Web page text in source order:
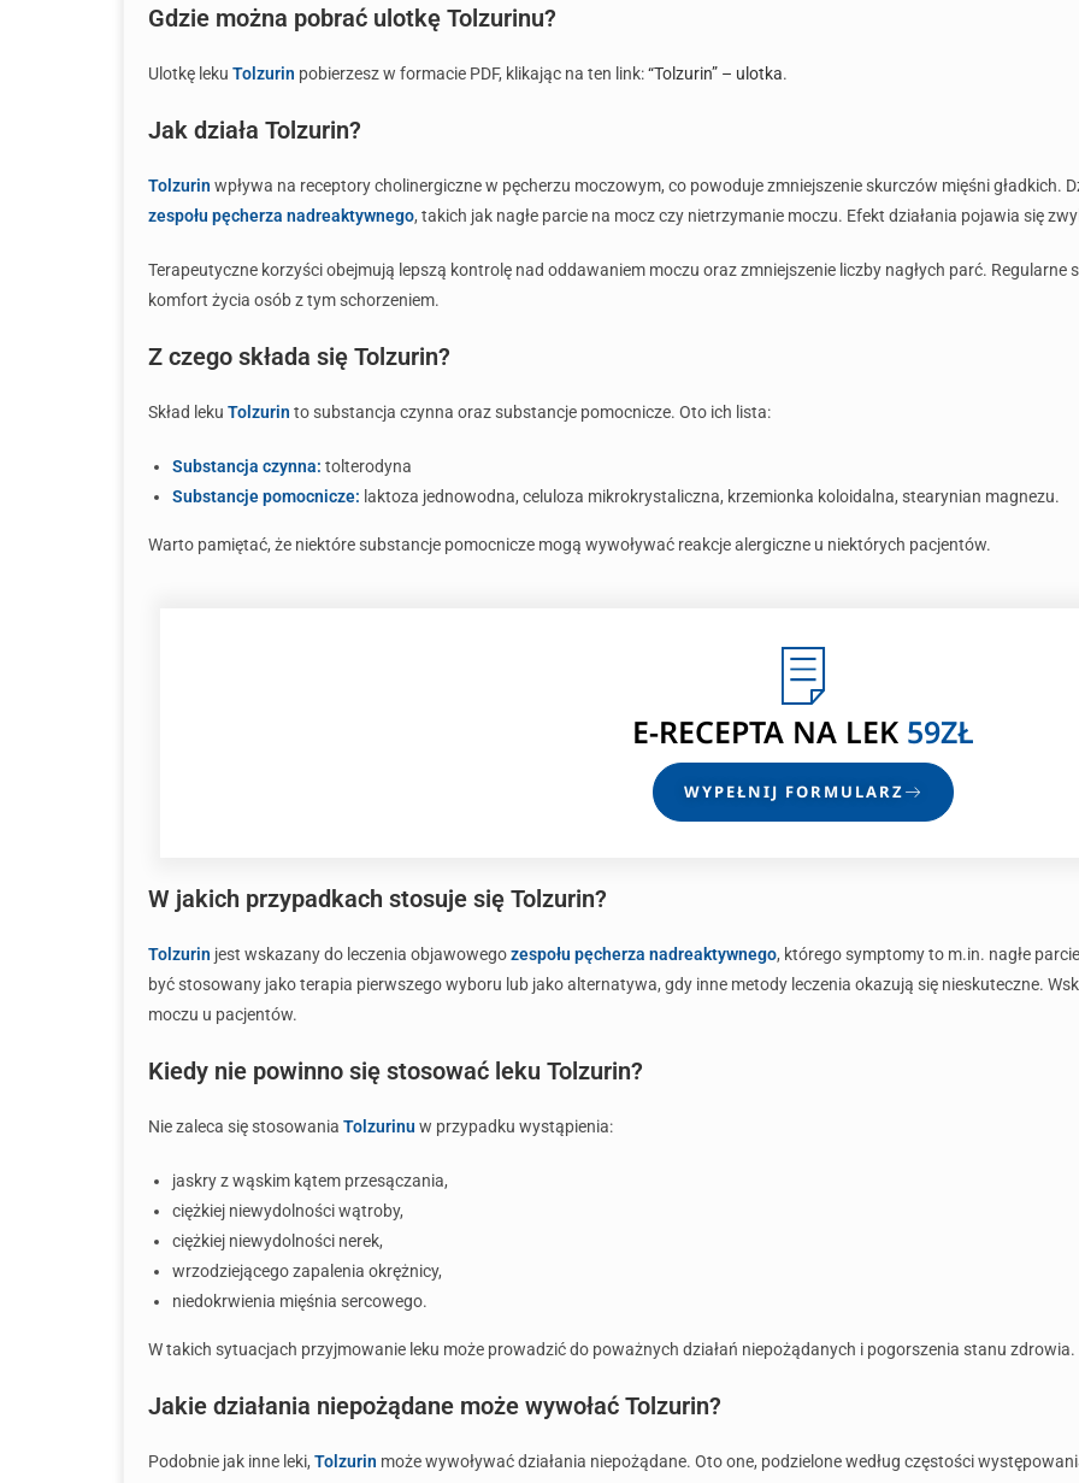
Gdzie można pobrać ulotkę Tolzurinu?
Ulotkę leku Tolzurin pobierzesz w formacie PDF, klikając na ten link:“Tolzurin” – ulotka.
Jak działa Tolzurin?
Tolzurin wpływa na receptory cholinergiczne w pęcherzu moczowym, co powoduje zmniejszenie skurczów mięśni gładkich.
zespołu pęcherza nadreaktywnego, takich jak nagłe parcie na mocz czy nietrzymanie moczu. Efekt działania pojawia się
Terapeutyczne korzyści obejmują lepszą kontrolę nad oddawaniem moczu oraz zmniejszenie liczby nagłych parć.
komfort życia osób z tym schorzeniem.
Z czego składa się Tolzurin?
Skład leku Tolzurin to substancja czynna oraz substancje pomocnicze. Oto ich lista:
Substancja czynna: tolterodyna
Substancje pomocnicze: laktoza jednowodna, celuloza mikrokrystaliczna, krzemionka koloidalna, stearynian magnezu.
Warto pamiętać, że niektóre substancje pomocnicze mogą wywoływać reakcje alergiczne u niektórych pacjentów.
E-RECEPTA NA LEK 59ZŁ
WYPEŁNIJ FORMULARZ
W jakich przypadkach stosuje się Tolzurin?
Tolzurin jest wskazany do leczenia objawowegozespołu pęcherza nadreaktywnego, którego symptomy to m.in. nagłe
być stosowany jako terapia pierwszego wyboru lub jako alternatywa, gdy inne metody leczenia okazują się nieskuteczne.
moczu u pacjentów.
Kiedy nie powinno się stosować leku Tolzurin?
Nie zaleca się stosowania Tolzurinu w przypadku wystąpienia:
jaskry z wąskim kątem przesączania,
ciężkiej niewydolności wątroby,
ciężkiej niewydolności nerek,
wrzodziejącego zapalenia okrężnicy,
niedokrwienia mięśnia sercowego.
W takich sytuacjach przyjmowanie leku może prowadzić do poważnych działań niepożądanych i pogorszenia stanu zdrowia.
Jakie działania niepożądane może wywołać Tolzurin?
Podobnie jak inne leki, Tolzurin może wywoływać działania niepożądane. Oto one, podzielone według częstości